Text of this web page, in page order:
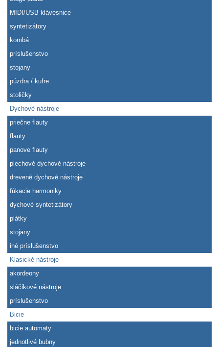
MIDI/USB klávesnice
syntetizátory
kombá
príslušenstvo
stojany
púzdra / kufre
stoličky
Dychové nástroje
priečne flauty
flauty
panove flauty
plechové dychové nástroje
drevené dychové nástroje
fúkacie harmoniky
dychové syntetizátory
plátky
stojany
iné príslušenstvo
Klasické nástroje
akordeony
sláčikové nástroje
príslušenstvo
Bicie
bicie automaty
jednotlivé bubny